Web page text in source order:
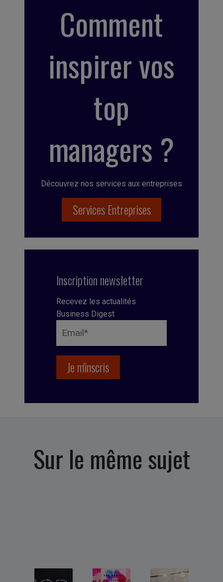
Comment
inspirer vos
top
managers ?
Découvrez nos services aux entreprises
Services Entreprises
Inscription newsletter
Recevez les actualités
Business Digest
Sur le même sujet